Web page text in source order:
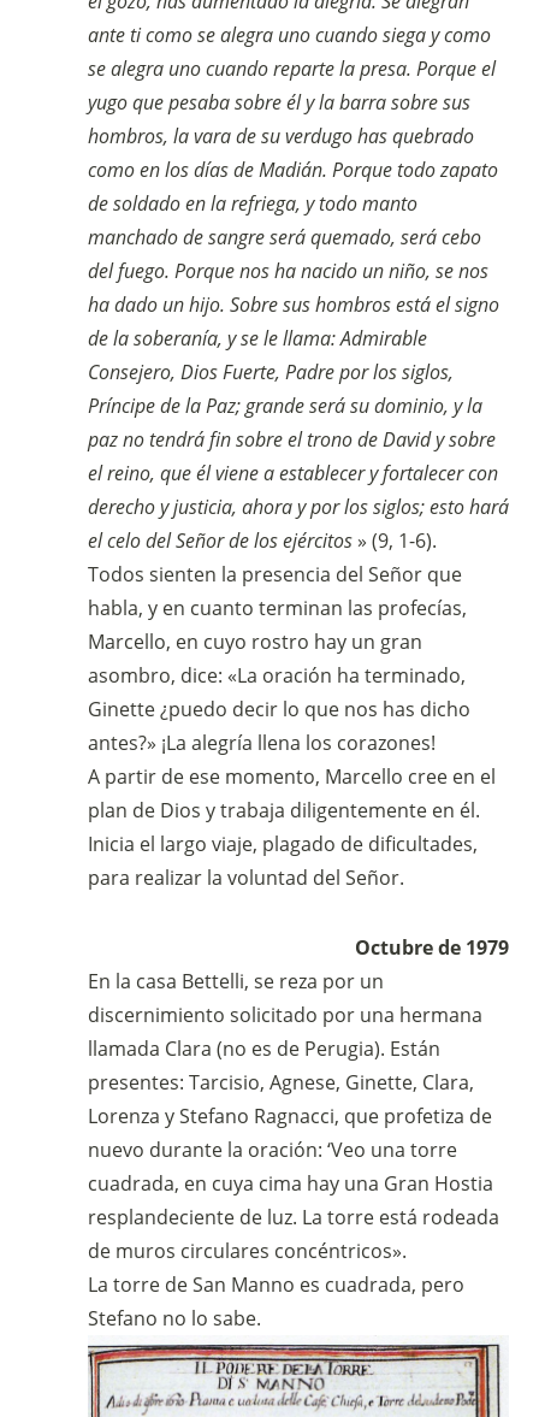
ante ti como se alegra uno cuando siega y como
se alegra uno cuando reparte la presa. Porque el
yugo que pesaba sobre él y la barra sobre sus
hombros, la vara de su verdugo has quebrado
como en los días de Madián. Porque todo zapato
de soldado en la refriega, y todo manto
manchado de sangre será quemado, será cebo
del fuego. Porque nos ha nacido un niño, se nos
ha dado un hijo. Sobre sus hombros está el signo
de la soberanía, y se le llama: Admirable
Consejero, Dios Fuerte, Padre por los siglos,
Príncipe de la Paz; grande será su dominio, y la
paz no tendrá fin sobre el trono de David y sobre
el reino, que él viene a establecer y fortalecer con
derecho y justicia, ahora y por los siglos; esto hará
el celo del Señor de los ejércitos» (9, 1-6).
Todos sienten la presencia del Señor que
habla, y en cuanto terminan las profecías,
Marcello, en cuyo rostro hay un gran
asombro, dice: «La oración ha terminado,
Ginette ¿puedo decir lo que nos has dicho
antes?» ¡La alegría llena los corazones!
A partir de ese momento, Marcello cree en el
plan de Dios y trabaja diligentemente en él.
Inicia el largo viaje, plagado de dificultades,
para realizar la voluntad del Señor.
Octubre de 1979
En la casa Bettelli, se reza por un
discernimiento solicitado por una hermana
llamada Clara (no es de Perugia). Están
presentes: Tarcisio, Agnese, Ginette, Clara,
Lorenza y Stefano Ragnacci, que profetiza de
nuevo durante la oración: ‘Veo una torre
cuadrada, en cuya cima hay una Gran Hostia
resplandeciente de luz. La torre está rodeada
de muros circulares concéntricos».
La torre de San Manno es cuadrada, pero
Stefano no lo sabe.